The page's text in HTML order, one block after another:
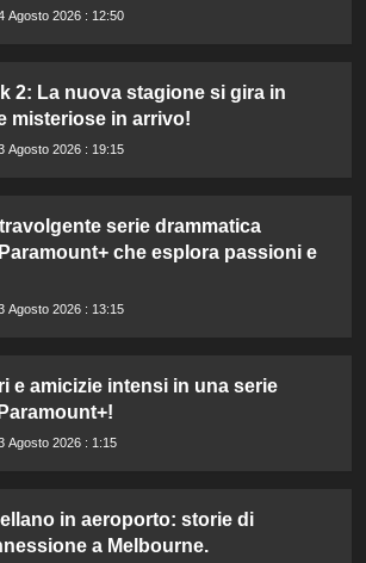
Agosto 2026 : 12:50
2: La nuova stagione si gira in
misteriose in arrivo!
Agosto 2026 : 19:15
serie drammatica
che esplora passioni e
Agosto 2026 : 13:15
e amicizie intensi in una serie
Agosto 2026 : 1:15
in aeroporto: storie di
a Melbourne.